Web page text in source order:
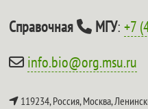
Справочная МГУ:+7
info.bio@org.msu.ru
119234, Россия, Москва,